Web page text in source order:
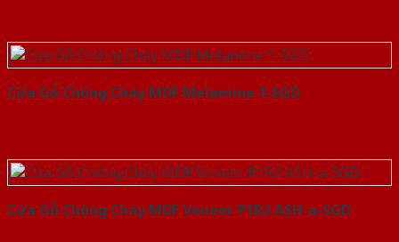
Cửa Gỗ Chống Cháy MDF Melamine 1-SGD
Cửa Gỗ Chống Cháy MDF Veneer P1R2 ASH-a-SGD